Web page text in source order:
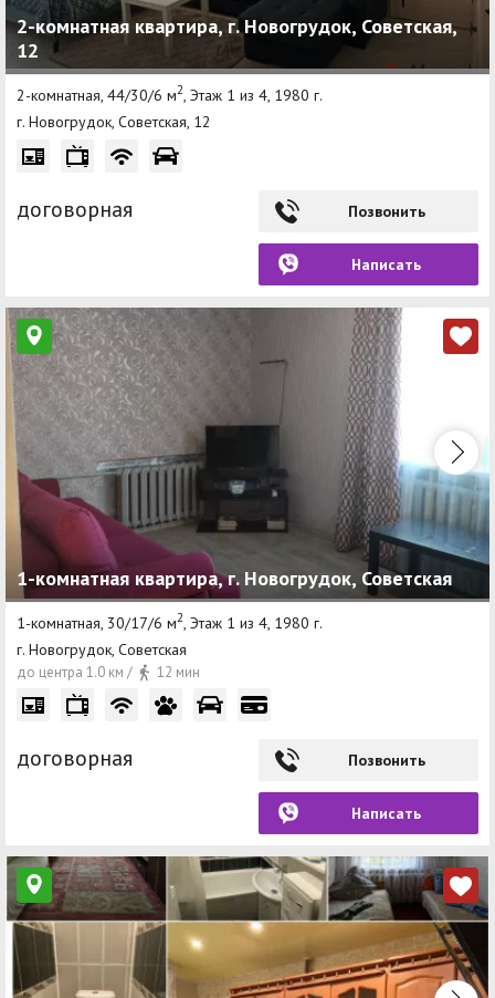
2-комнатная квартира, г. Новогрудок, Советская,
12
2-комнатная, 44/30/6 м2, Этаж 1 из 4, 1980 г.
г. Новогрудок, Советская, 12
договорная Позвонить
Написать
1-комнатная квартира, г. Новогрудок, Советская
1-комнатная, 30/17/6 м2, Этаж 1 из 4, 1980 г.
г. Новогрудок, Советская
до центра 1.0 км / 12 мин
договорная Позвонить
Написать